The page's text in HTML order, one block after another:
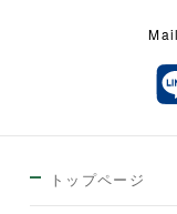
トップページ